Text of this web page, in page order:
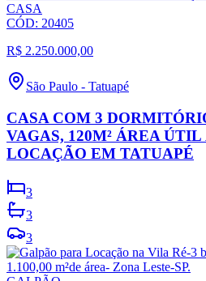
CASA
CÓD: 20405
R$ 2.250.000,00
São Paulo - Tatuapé
CASA COM 3
VAGAS, 120M² ÁREA
LOCAÇÃO EM TATUAPÉ
3
3
3